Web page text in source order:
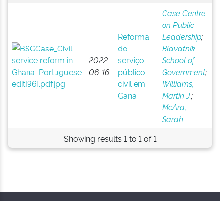
2022-
06-16
Reforma
do
serviço
público
civil em
Gana
Case Centre
on Public
Leadership;
Blavatnik
School of
Government;
Williams,
Martin J.;
McAra,
Sarah
Showing results 1 to 1 of 1